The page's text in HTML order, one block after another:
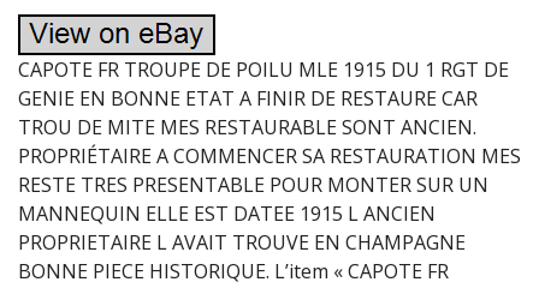
CAPOTE FR TROUPE DE POILU MLE 1915 DU 1 RGT DE
GENIE EN BONNE ETAT A FINIR DE RESTAURE CAR
TROU DE MITE MES RESTAURABLE SONT ANCIEN.
PROPRIÉTAIRE A COMMENCER SA RESTAURATION MES
RESTE TRES PRESENTABLE POUR MONTER SUR UN
MANNEQUIN ELLE EST DATEE 1915 L ANCIEN
PROPRIETAIRE L AVAIT TROUVE EN CHAMPAGNE
BONNE PIECE HISTORIQUE. L’item « CAPOTE FR